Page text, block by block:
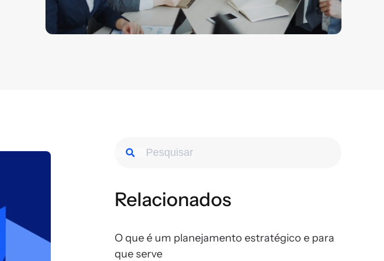
Relacionados
O que é um planejamento estratégico e para
que serve